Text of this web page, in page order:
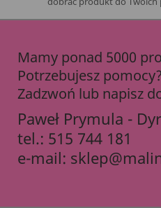
Mamy ponad 5000
Potrzebujesz pomocy?
Zadzwoń lub napisz
Paweł Prymula -
tel.: 515 744 181
e-mail: